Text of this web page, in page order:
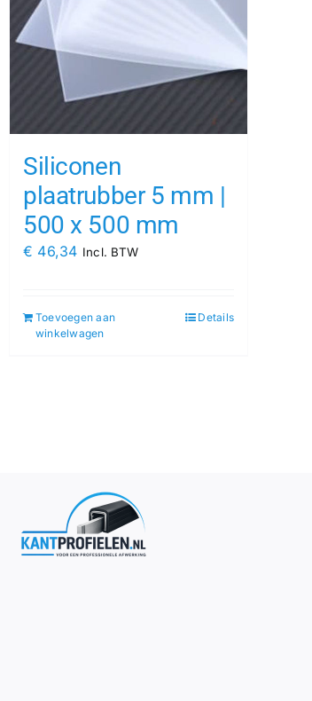
Siliconen
plaatrubber 5 mm |
500 x 500 mm
€ 46,34 Incl. BTW
Toevoegen aan
winkelwagen
Details